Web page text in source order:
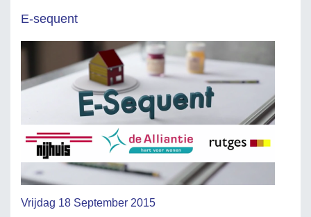
E-sequent
Vrijdag 18 September 2015